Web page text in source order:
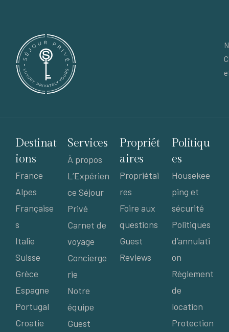
Destinat
ions
France
Alpes
Française
s
Italie
Suisse
Grèce
Espagne
Portugal
Croatie
Services
À propos
L’Expérien
ce Séjour
Privé
Carnet de
voyage
Concierge
rie
Notre
équipe
Guest
Propriét
aires
Propriétai
res
Foire aux
questions
Guest
Reviews
Politiqu
es
Housekee
ping et
sécurité
Politiques
d’annulati
on
Règlement
de
location
Protection